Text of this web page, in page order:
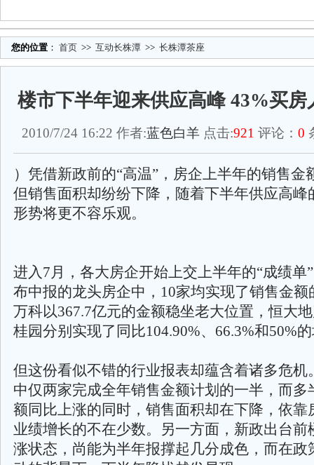
您的位置 ： 首页 >> 互动长株潭 >> 长株潭茶座
楼市下半年迎来供应高峰 43%买
2010/7/24 16:22 作者:蓝色白羊 点击:921 评论： 0
）凭借新政前的“高温”，房企上半年的销售金
但销售面积却纷纷下降，随着下半年供应高峰
形势将更不容乐观。
进入7月，各大房企开始上交上半年的“成绩单
布中报的龙头房企中，10家均实现了销售金额
万科以367.7亿元的金额稳坐老大位置，恒大
桂园分别实现了同比104.90%、66.3%和50%
但这份看似不错的行业报表却蕴含着诸多危机
中仅两家完成全年销售金额计划的一半，而多
额同比上涨的同时，销售面积却在下降，依靠
业绩增长的不在少数。另一方面，新政出台前
涨状态，尚能为半年报撑起几分成色，而在政